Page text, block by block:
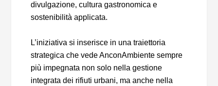
divulgazione, cultura gastronomica e
sostenibilità applicata.
L’iniziativa si inserisce in una traiettoria
strategica che vede AnconAmbiente sempre
più impegnata non solo nella gestione
integrata dei rifiuti urbani, ma anche nella